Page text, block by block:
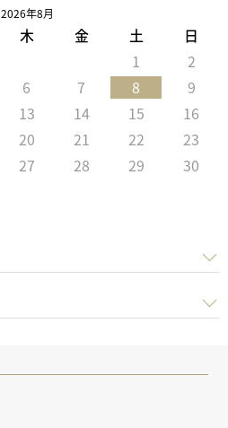
2026年8月
木 金 土 日
1
2
6 7 8
9
13 14 15
16
20 21 22
23
27 28 29
30